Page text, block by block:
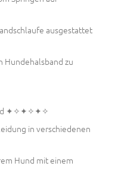
ausgestattet
Hundehalsband zu
✦✧✦✧✦✧
in verschiedenen
Hund mit einem